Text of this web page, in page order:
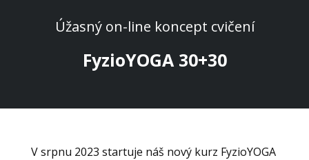
Úžasný on-line koncept cvičení
FyzioYOGA 30+30
V srpnu 2023 startuje náš nový kurz FyzioYOGA